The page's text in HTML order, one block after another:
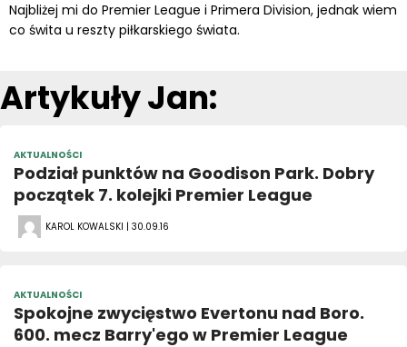
Najbliżej mi do Premier League i Primera Division, jednak wiem
co świta u reszty piłkarskiego świata.
Artykuły Jan:
AKTUALNOŚCI
Podział punktów na Goodison Park. Dobry
początek 7. kolejki Premier League
KAROL KOWALSKI | 30.09.16
AKTUALNOŚCI
Spokojne zwycięstwo Evertonu nad Boro.
600. mecz Barry'ego w Premier League